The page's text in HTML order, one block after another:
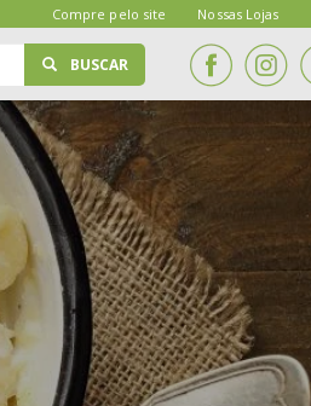
Compre pelo site Nossas Lojas
BUSCAR